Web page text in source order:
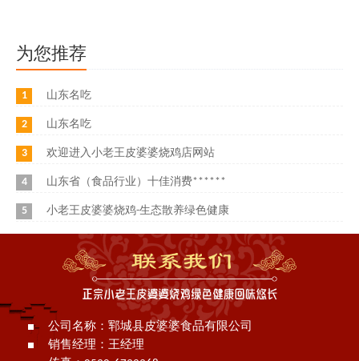
为您推荐
1 山东名吃
2 山东名吃
3 欢迎进入小老王皮婆婆烧鸡店网站
4 山东省（食品行业）十佳消费******
5 小老王皮婆婆烧鸡-生态散养绿色健康
公司名称：郓城县皮婆婆食品有限公司
销售经理：王经理